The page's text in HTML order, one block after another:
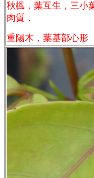
秋楓．葉互生，三小
肉質．
重陽木，葉基部心形